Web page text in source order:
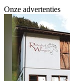
Onze advertenties